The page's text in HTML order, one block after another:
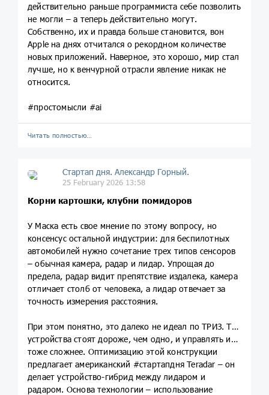
действительно раньше программиста себе позволить
не могли – а теперь действительно могут.
Собственно, их и правда больше становится, вон
Apple на днях отчитался о рекордном количестве
новых приложений. Наверное, это хорошо, мир стал
лучше, но к венчурной отрасли явление никак не
относится.
#простомысли #ai
Читать полностью…
Стартап дня. Александр Горный.
25 February 2026 13:58
Корни картошки, клубни помидоров
У Маска есть свое мнение по этому вопросу, но
консенсус остальной индустрии: для беспилотных
автомобилей нужно сочетание трех типов сенсоров
– обычная камера, радар и лидар. Упрощая до
предела, радар видит препятствие издалека, камера
отличает столб от человека, а лидар отвечает за
точность измерения расстояния.
При этом понятно, это далеко не идеал по ТРИЗ. Три
устройства стоят дороже, чем одно, и управлять ими
тоже сложнее. Оптимизацию этой конструкции
предлагает американский #стартапдня Teradar – он
делает устройство-гибрид между лидаром и
радаром. Основа технологии – использование